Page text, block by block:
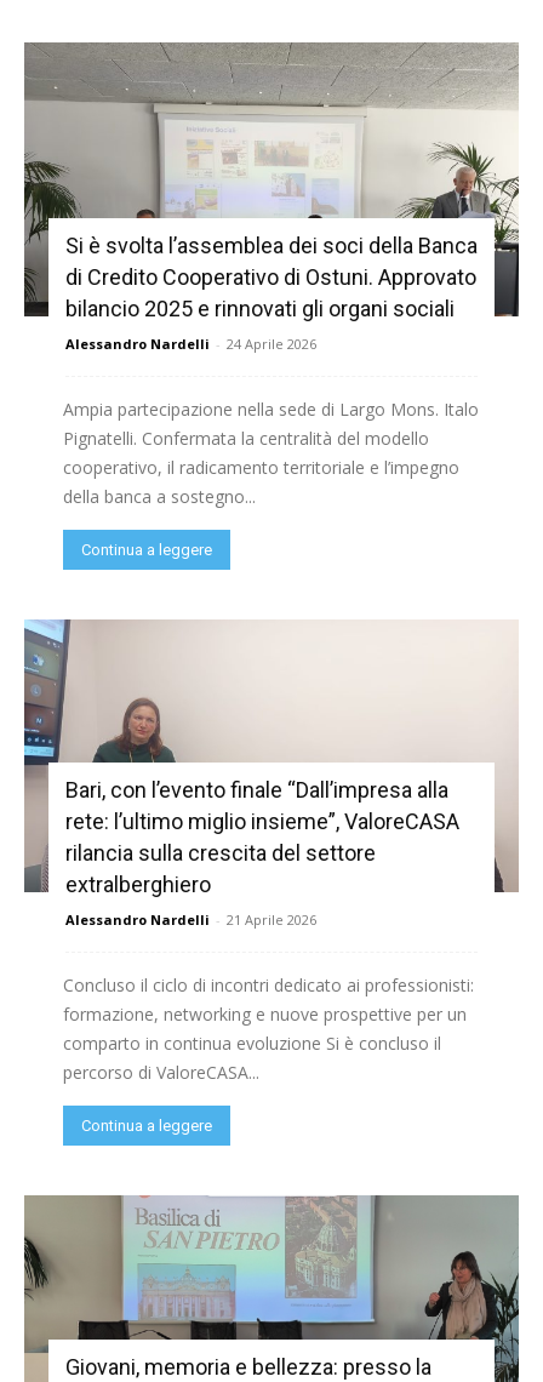
Si è svolta l’assemblea dei soci della Banca
di Credito Cooperativo di Ostuni. Approvato
bilancio 2025 e rinnovati gli organi sociali
Alessandro Nardelli - 24 Aprile 2026
Ampia partecipazione nella sede di Largo Mons. Italo
Pignatelli. Confermata la centralità del modello
cooperativo, il radicamento territoriale e l’impegno
della banca a sostegno...
Continua a leggere
Bari, con l’evento finale “Dall’impresa alla
rete: l’ultimo miglio insieme”, ValoreCASA
rilancia sulla crescita del settore
extralberghiero
Alessandro Nardelli - 21 Aprile 2026
Concluso il ciclo di incontri dedicato ai professionisti:
formazione, networking e nuove prospettive per un
comparto in continua evoluzione Si è concluso il
percorso di ValoreCASA...
Continua a leggere
Giovani, memoria e bellezza: presso la